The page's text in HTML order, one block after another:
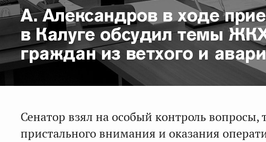
А. Александров в ходе
в Калуге обсудил темы
граждан из ветхого и
Сенатор взял на особый контроль вопросы,
пристального внимания и оказания